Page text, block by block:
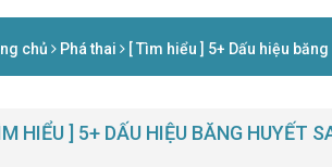
chủ Phá thai [ Tìm hiểu ] 5+ Dấu hiệu
HIỂU ] 5+ DẤU HIỆU BĂNG HUYẾT